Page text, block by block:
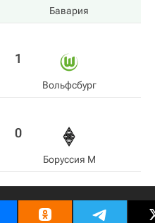
Бавария
1
Вольфсбург
0
Боруссия М